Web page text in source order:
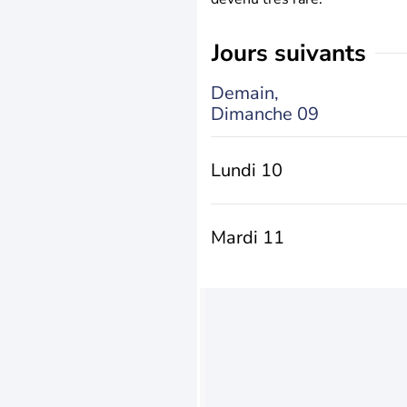
jours suivants
Demain,
Dimanche 09
Lundi 10
Mardi 11